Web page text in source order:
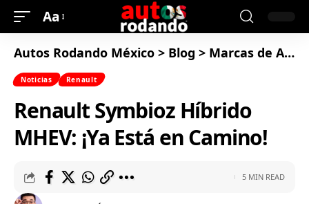
Aa
Autos Rodando México > Blog > Marcas de Autos
Noticias Renault
Renault Symbioz Híbrido
MHEV: ¡Ya Está en Camino!
5 MIN READ